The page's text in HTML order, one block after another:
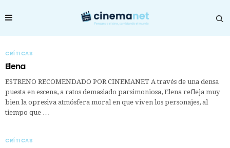
CRÍTICAS
Elena
ESTRENO RECOMENDADO POR CINEMANET A través de una densa
puesta en escena, a ratos demasiado parsimoniosa, Elena refleja muy
bien la opresiva atmósfera moral en que viven los personajes, al
tiempo que …
CRÍTICAS